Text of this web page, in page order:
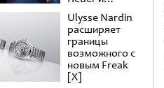
Panerai
Ulysse Nardin
расширяет
границы
возможного с
новым Freak
[X]